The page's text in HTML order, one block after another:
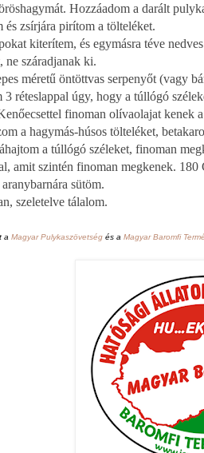
Hozzáadom a darált
és zsírjára pirítom a tölteléket.
kiterítem, és egymásra téve
ne száradjanak ki.
méretű öntöttvas serpenyőt (vagy
3 réteslappal úgy, hogy a túllógó
finoman olívaolajat kenek
a hagymás-húsos tölteléket,
a túllógó széleket, finoman
amit szintén finoman megkenek.
sütöm.
szeletelve tálalom.
a Magyar Pulykaszövetség és a Magyar Baromfi